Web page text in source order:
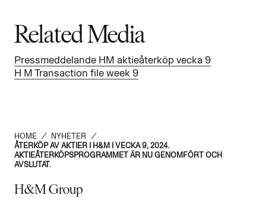
Related Media
Pressmeddelande HM aktieåterköp vecka 9
H M Transaction file week 9
HOME / NYHETER
/
ÅTERKÖP AV AKTIER I H&M I VECKA 9, 2024.
AKTIEÅTERKÖPSPROGRAMMET ÄR NU GENOMFÖRT OCH
AVSLUTAT.
H&M Group